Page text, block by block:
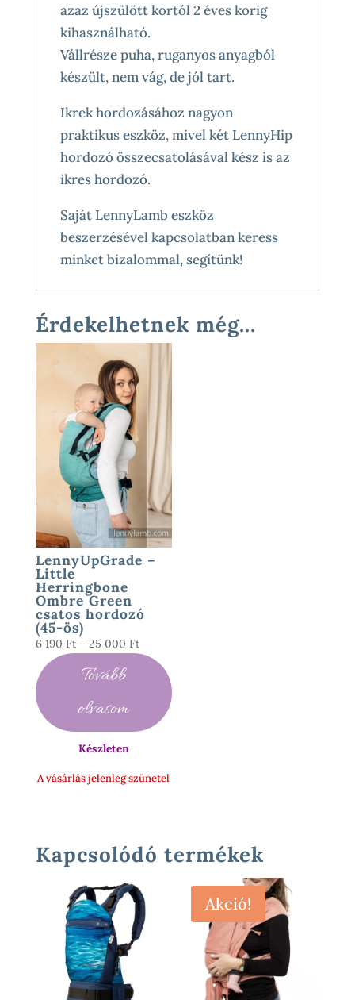
azaz újszülött kortól 2 éves korig
kihasználható.
Vállrésze puha, ruganyos anyagból
készült, nem vág, de jól tart.
Ikrek hordozásához nagyon
praktikus eszköz, mivel két LennyHip
hordozó összecsatolásával kész is az
ikres hordozó.
Saját LennyLamb eszköz
beszerzésével kapcsolatban keress
minket bizalommal, segítünk!
Érdekelhetnek még…
LennyUpGrade –
Little
Herringbone
Ombre Green
csatos hordozó
(45-ös)
6 190 Ft – 25 000 FtÁrtartomány:
190 Ft
000 Ft
Tovább
olvasom
Készleten
A vásárlás jelenleg szünetel
Kapcsolódó termékek
Akció!